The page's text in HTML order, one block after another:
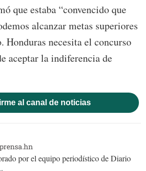
que estaba “convencido que
alcanzar metas superiores
Honduras necesita el concurso
aceptar la indiferencia de
al canal de noticias
por el equipo periodístico de Diario